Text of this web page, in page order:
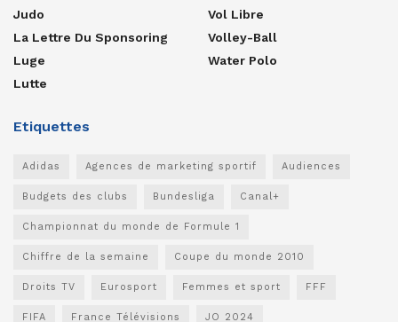
Judo
La Lettre Du Sponsoring
Luge
Lutte
Vol Libre
Volley-Ball
Water Polo
Etiquettes
Adidas Agences de marketing sportif Audiences
Budgets des clubs Bundesliga Canal+
Championnat du monde de Formule 1
Chiffre de la semaine Coupe du monde 2010
Droits TV Eurosport Femmes et sport FFF
FIFA France Télévisions JO 2024